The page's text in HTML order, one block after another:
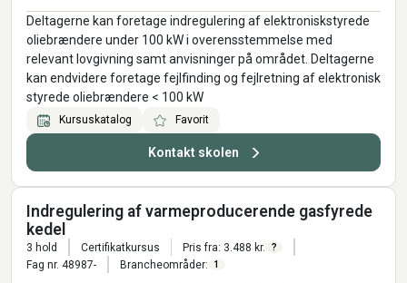
Deltagerne kan foretage indregulering af elektroniskstyrede
oliebrændere under 100 kW i overensstemmelse med
relevant lovgivning samt anvisninger på området. Deltagerne
kan endvidere foretage fejlfinding og fejlretning af elektronisk
styrede oliebrændere < 100 kW
Kursuskatalog Favorit
Kontakt skolen
Indregulering af varmeproducerende gasfyrede
kedel
3 hold Certifikatkursus Pris fra: 3.488 kr. ?
Fag nr. 48987- Brancheområder: 1